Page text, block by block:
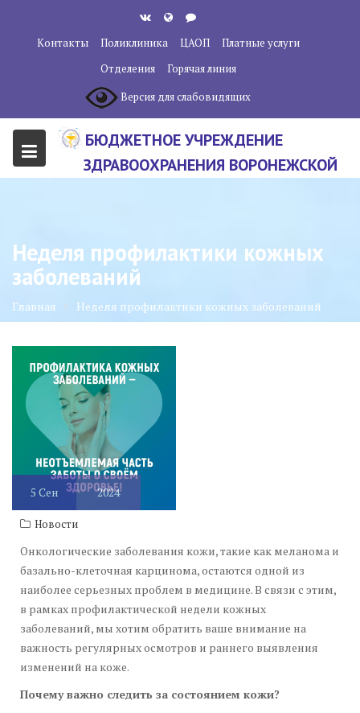
содержанию
Контакты Поликлиника ЦАОП
Платные услуги
Отделения
Горячая линия
Версия для слабовидящих
БЮДЖЕТНОЕ УЧРЕЖДЕНИЕ
ЗДРАВООХРАНЕНИЯ ВОРОНЕЖСКОЙ
КЛИНИЧЕСКИЙ ОНКОЛОГИЧЕСКИЙ
ЦЕНТР"
Неделя профилактики кожных
заболеваний
Главная Неделя профилактики кожных заболеваний
5 Сен 2024
Новости
Онкологические заболевания кожи, такие как меланома и
базально-клеточная карцинома, остаются одной из
наиболее серьезных проблем в медицине. В связи с этим,
в рамках профилактической недели кожных
заболеваний, мы хотим обратить ваше внимание на
важность регулярных осмотров и раннего выявления
изменений на коже.
Почему важно следить за состоянием кожи?